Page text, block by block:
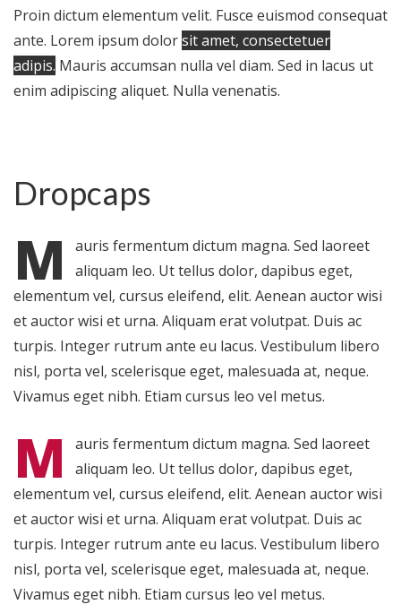
Proin dictum elementum velit. Fusce euismod consequat
ante. Lorem ipsum dolorsit amet, consectetuer
adipis. Mauris accumsan nulla vel diam. Sed in lacus ut
enim adipiscing aliquet. Nulla venenatis.
Dropcaps
M
auris fermentum dictum magna. Sed laoreet
aliquam leo. Ut tellus dolor, dapibus eget,
elementum vel, cursus eleifend, elit. Aenean auctor wisi
et auctor wisi et urna. Aliquam erat volutpat. Duis ac
turpis. Integer rutrum ante eu lacus. Vestibulum libero
nisl, porta vel, scelerisque eget, malesuada at, neque.
Vivamus eget nibh. Etiam cursus leo vel metus.
M
auris fermentum dictum magna. Sed laoreet
aliquam leo. Ut tellus dolor, dapibus eget,
elementum vel, cursus eleifend, elit. Aenean auctor wisi
et auctor wisi et urna. Aliquam erat volutpat. Duis ac
turpis. Integer rutrum ante eu lacus. Vestibulum libero
nisl, porta vel, scelerisque eget, malesuada at, neque.
Vivamus eget nibh. Etiam cursus leo vel metus.